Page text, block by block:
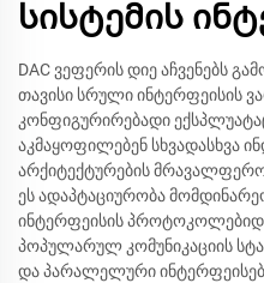
სისტემის
DAC ვეფერის დიე აჩვენებს
თავისი სრული ინტერფეისის
კონფიგურირებადი
აკმაყოფილებენ სხვადასხვა
არქიტექტურების
ეს ადაპტაციურობა
ინტერფეისის
პოპულარულ კომუნიკაციის
და პარალელური